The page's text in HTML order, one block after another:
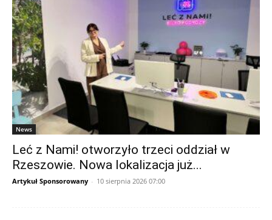
News
Leć z Nami! otworzyło trzeci oddział w
Rzeszowie. Nowa lokalizacja już...
Artykuł Sponsorowany - 10 sierpnia 2026 07:00